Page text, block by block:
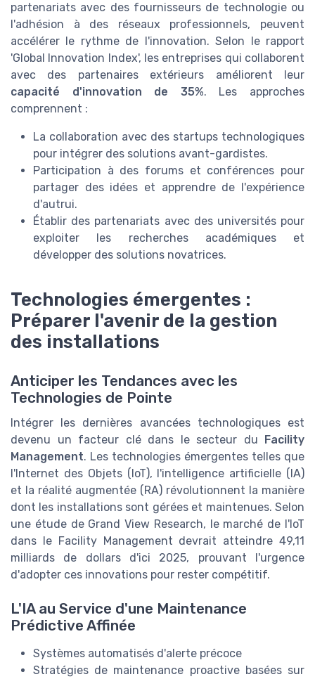
partenariats avec des fournisseurs de technologie ou
l'adhésion à des réseaux professionnels, peuvent
accélérer le rythme de l'innovation. Selon le rapport
'Global Innovation Index', les entreprises qui collaborent
avec des partenaires extérieurs améliorent leur
capacité d'innovation de 35%. Les approches
comprennent :
La collaboration avec des startups technologiques
pour intégrer des solutions avant-gardistes.
Participation à des forums et conférences pour
partager des idées et apprendre de l'expérience
d'autrui.
Établir des partenariats avec des universités pour
exploiter les recherches académiques et
développer des solutions novatrices.
Technologies émergentes :
Préparer l'avenir de la gestion
des installations
Anticiper les Tendances avec les
Technologies de Pointe
Intégrer les dernières avancées technologiques est
devenu un facteur clé dans le secteur du Facility
Management. Les technologies émergentes telles que
l'Internet des Objets (IoT), l'intelligence artificielle (IA)
et la réalité augmentée (RA) révolutionnent la manière
dont les installations sont gérées et maintenues. Selon
une étude de Grand View Research, le marché de l'IoT
dans le Facility Management devrait atteindre 49,11
milliards de dollars d'ici 2025, prouvant l'urgence
d'adopter ces innovations pour rester compétitif.
L'IA au Service d'une Maintenance
Prédictive Affinée
Systèmes automatisés d'alerte précoce
Stratégies de maintenance proactive basées sur